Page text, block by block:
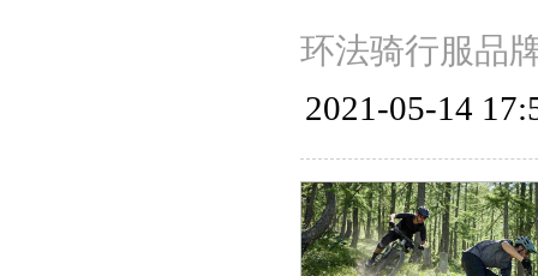
环法骑行服品
2021-05-14